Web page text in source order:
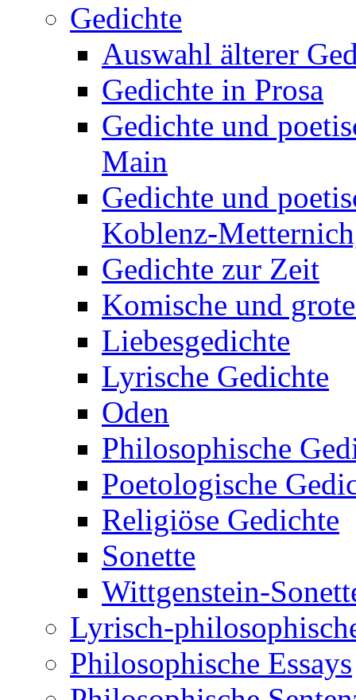
Gedichte
Auswahl älterer
Gedichte in Prosa
Gedichte und
Main
Gedichte und
Koblenz-
Gedichte zur Zeit
Komische und
Liebesgedichte
Lyrische Gedichte
Oden
Philosophische
Poetologische
Religiöse Gedichte
Sonette
Wittgenstein-
Lyrisch-
Philosophische Essays